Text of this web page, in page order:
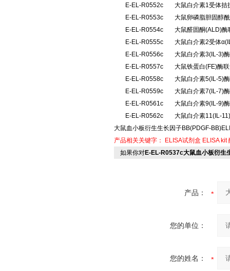
E-EL-R0552c
大鼠白介素1受体拮
E-EL-R0553c
大鼠卵磷脂胆固醇
E-EL-R0554c
大鼠醛固酮(ALD)
E-EL-R0555c
大鼠白介素2受体
E-EL-R0556c
大鼠白介素3(IL-3)
E-EL-R0557c
大鼠铁蛋白(FE)酶
E-EL-R0558c
大鼠白介素5(IL-5)
E-EL-R0559c
大鼠白介素7(IL-7)
E-EL-R0561c
大鼠白介素9(IL-9)
E-EL-R0562c
大鼠白介素11(IL-
大鼠血小板衍生生长因子BB(PDGF-
产品相关关键字：
ELISA试剂盒 ELISA kit
如果你对E-EL-R0537c大鼠血小板衍
产品：
您的单位：
您的姓名：